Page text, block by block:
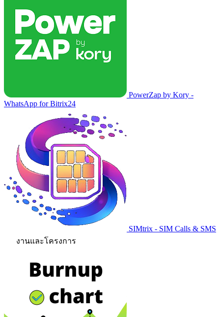
PowerZap by Kory -
WhatsApp for Bitrix24
SIMtrix - SIM Calls & SMS
งานและโครงการ